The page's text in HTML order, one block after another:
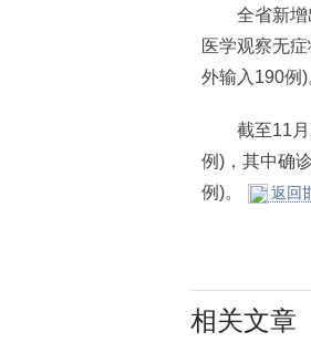
全省新增出
医学观察无
外输入190例)
截至11月
例)，其中确
例)。
返回
相关文章